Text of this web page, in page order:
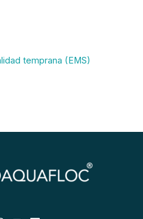
temprana (EMS)